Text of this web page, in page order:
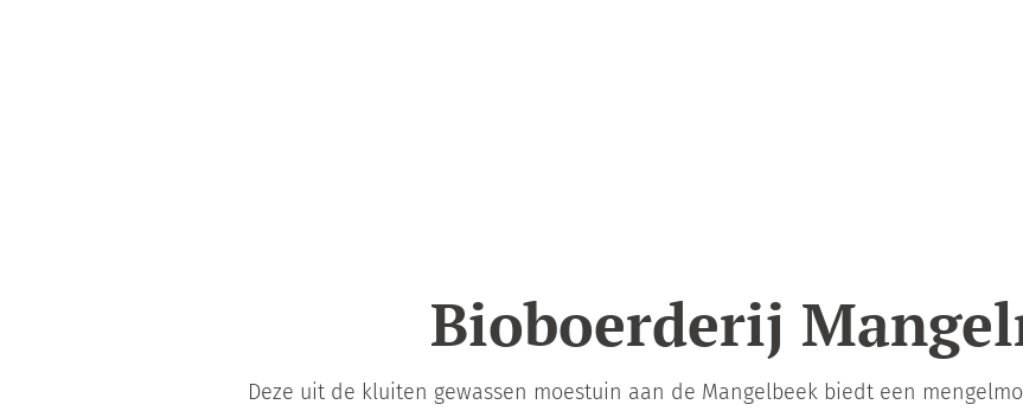
Bioboerderij
Deze uit de kluiten gewassen moestuin aan de Mangelbeek biedt een